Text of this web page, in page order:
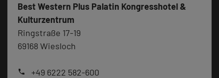
Best Western Plus Palatin Kongresshotel &
Kulturzentrum
Ringstraße 17-19
69168 Wiesloch
phone +49 6222 582-600